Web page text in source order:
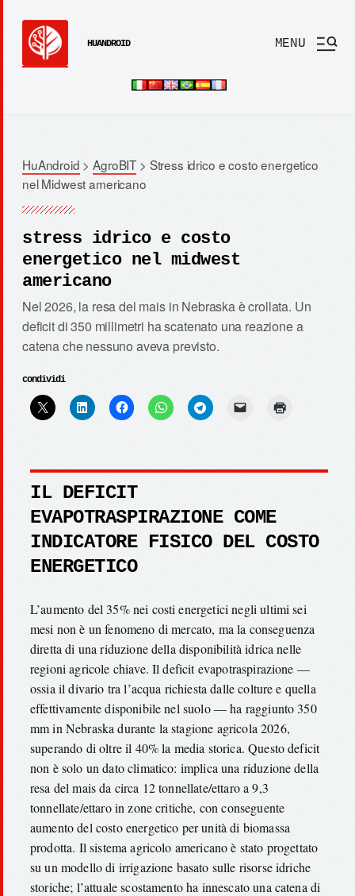
HUANDROID MENU
HuAndroid >AgroBIT > Stress idrico e costo energetico
nel Midwest americano
stress idrico e costo
energetico nel midwest
americano
Nel 2026, la resa del mais in Nebraska è crollata. Un
deficit di 350 millimetri ha scatenato una reazione a
catena che nessuno aveva previsto.
condividi
IL DEFICIT
EVAPOTRASPIRAZIONE COME
INDICATORE FISICO DEL COSTO
ENERGETICO
L’aumento del 35% nei costi energetici negli ultimi sei
mesi non è un fenomeno di mercato, ma la conseguenza
diretta di una riduzione della disponibilità idrica nelle
regioni agricole chiave. Il deficit evapotraspirazione —
ossia il divario tra l’acqua richiesta dalle colture e quella
effettivamente disponibile nel suolo — ha raggiunto 350
mm in Nebraska durante la stagione agricola 2026,
superando di oltre il 40% la media storica. Questo deficit
non è solo un dato climatico: implica una riduzione della
resa del mais da circa 12 tonnellate/ettaro a 9,3
tonnellate/ettaro in zone critiche, con conseguente
aumento del costo energetico per unità di biomassa
prodotta. Il sistema agricolo americano è stato progettato
su un modello di irrigazione basato sulle risorse idriche
storiche; l’attuale scostamento ha innescato una catena di